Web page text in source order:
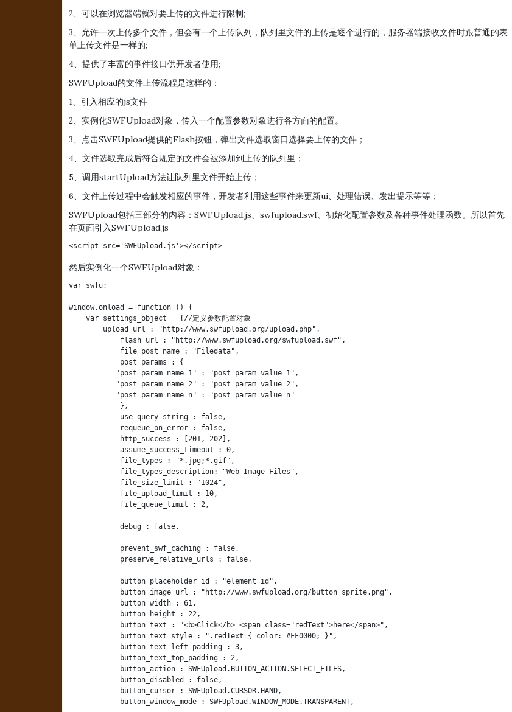
2、可以在浏览器端就对要上传的文件进行限制;
3、允许一次上传多个文件，但会有一个上传队列，队列里文件的上传是逐个进行的，服务器端接收文件时跟普通的表
单上传文件是一样的;
4、提供了丰富的事件接口供开发者使用;
SWFUpload的文件上传流程是这样的：
1、引入相应的js文件
2、实例化SWFUpload对象，传入一个配置参数对象进行各方面的配置。
3、点击SWFUpload提供的Flash按钮，弹出文件选取窗口选择要上传的文件；
4、文件选取完成后符合规定的文件会被添加到上传的队列里；
5、调用startUpload方法让队列里文件开始上传；
6、文件上传过程中会触发相应的事件，开发者利用这些事件来更新ui、处理错误、发出提示等等；
SWFUpload包括三部分的内容：SWFUpload.js、swfupload.swf、初始化配置参数及各种事件处理函数。所以首先
在页面引入SWFUpload.js
<script src='SWFUpload.js'></script>
然后实例化一个SWFUpload对象：
var swfu;
window.onload = function () {
    var settings_object = {//定义参数配置对象
        upload_url : "http://www.swfupload.org/upload.php",
            flash_url : "http://www.swfupload.org/swfupload.swf",
            file_post_name : "Filedata",
            post_params : {
           "post_param_name_1" : "post_param_value_1",
           "post_param_name_2" : "post_param_value_2",
           "post_param_name_n" : "post_param_value_n"
            },
            use_query_string : false,
            requeue_on_error : false,
            http_success : [201, 202],
            assume_success_timeout : 0,
            file_types : "*.jpg;*.gif",
            file_types_description: "Web Image Files",
            file_size_limit : "1024",
            file_upload_limit : 10,
            file_queue_limit : 2,
            debug : false,
            prevent_swf_caching : false,
            preserve_relative_urls : false,
            button_placeholder_id : "element_id",
            button_image_url : "http://www.swfupload.org/button_sprite.png",
            button_width : 61,
            button_height : 22,
            button_text : "<b>Click</b> <span class="redText">here</span>",
            button_text_style : ".redText { color: #FF0000; }",
            button_text_left_padding : 3,
            button_text_top_padding : 2,
            button_action : SWFUpload.BUTTON_ACTION.SELECT_FILES,
            button_disabled : false,
            button_cursor : SWFUpload.CURSOR.HAND,
            button_window_mode : SWFUpload.WINDOW_MODE.TRANSPARENT,